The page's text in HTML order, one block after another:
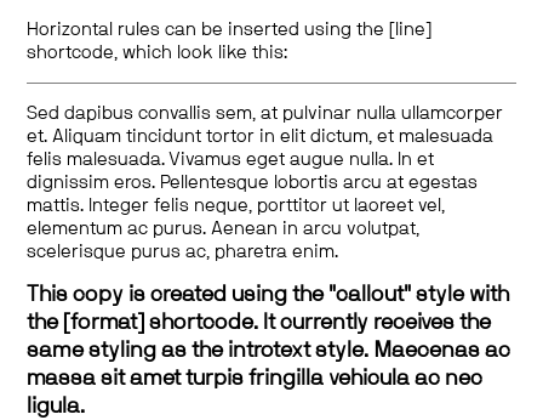
Horizontal rules can be inserted using the [line]
shortcode, which look like this:
Sed dapibus convallis sem, at pulvinar nulla ullamcorper
et. Aliquam tincidunt tortor in elit dictum, et malesuada
felis malesuada. Vivamus eget augue nulla. In et
dignissim eros. Pellentesque lobortis arcu at egestas
mattis. Integer felis neque, porttitor ut laoreet vel,
elementum ac purus. Aenean in arcu volutpat,
scelerisque purus ac, pharetra enim.
This copy is created using the "callout" style with
the [format] shortcode. It currently receives the
same styling as the introtext style. Maecenas ac
massa sit amet turpis fringilla vehicula ac nec
ligula.